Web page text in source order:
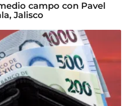
campo con Pavel
Jalisco